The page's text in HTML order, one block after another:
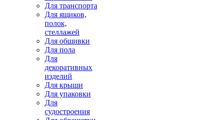
Для транспорта
Для ящиков,
полок,
стеллажей
Для обшивки
Для пола
Для
декоративных
изделий
Для крыши
Для упаковки
Для
судостроения